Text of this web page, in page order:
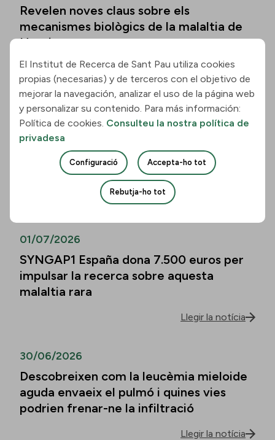
Revelen noves claus sobre els
mecanismes biològics de la malaltia de
Huntington
Llegir la notícia
01/07/2026
Els biomarcadors de la malaltia
d’Alzheimer permeten predir el
deteriorament cognitiu també en
persones de més de vuitanta anys
01/07/2026
SYNGAP1 España dona 7.500 euros per
impulsar la recerca sobre aquesta
malaltia rara
Llegir la notícia
30/06/2026
Descobreixen com la leucèmia mieloide
aguda envaeix el pulmó i quines vies
podrien frenar-ne la infiltració
Llegir la notícia
El Institut de Recerca de Sant Pau utiliza cookies
propias (necesarias) y de terceros con el objetivo de
mejorar la navegación, analizar el uso de la página web
y personalizar su contenido. Para más información:
Política de cookies. Consulteu la nostra política de
privadesa
Configuració Accepta-ho tot
Rebutja-ho tot